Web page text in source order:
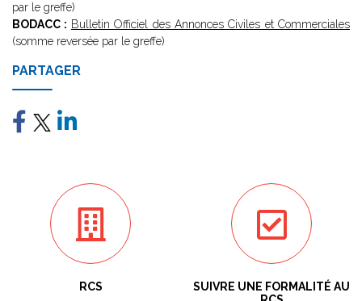
par le greffe)
BODACC : Bulletin Officiel des Annonces Civiles et Commerciales
(somme reversée par le greffe)
PARTAGER
RCS
SUIVRE UNE FORMALITÉ AU